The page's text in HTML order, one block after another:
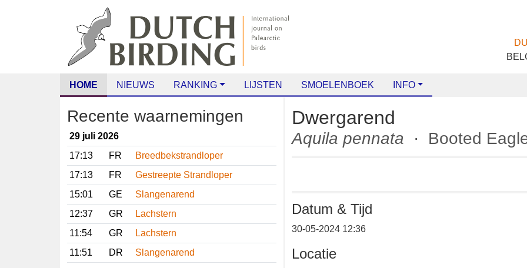
HOME NIEUWS RANKING LIJSTEN SMOELENBOEK INFO
Recente waarnemingen
29 juli 2026
17:13
FR
Breedbekstrandloper
17:13
FR
Gestreepte Strandloper
15:01
GE
Slangenarend
12:37
GR
Lachstern
11:54
GR
Lachstern
11:51
DR
Slangenarend
Dwergarend
Aquila pennata · Booted
Datum & Tijd
30-05-2024 12:36
Locatie